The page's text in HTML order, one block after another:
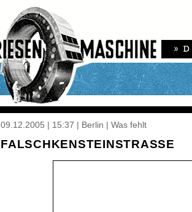
09.12.2005 | 15:37 | Berlin | Was fehlt
FALSCHKENSTEINSTRASSE